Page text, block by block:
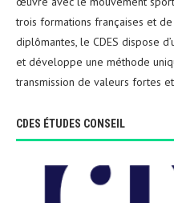
trois formations françaises et
diplômantes, le CDES dispose
et développe une méthode
transmission de valeurs fortes et
CDES ÉTUDES CONSEIL